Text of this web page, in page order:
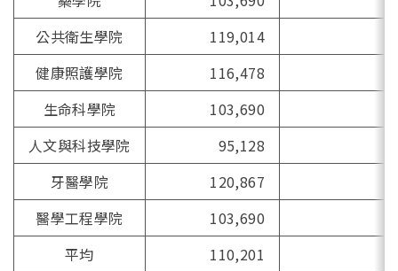
公共衛生學院
119,014
健康照護學院
116,478
生命科學院
103,690
人文與科技學院
95,128
牙醫學院
120,867
醫學工程學院
103,690
平均
110,201